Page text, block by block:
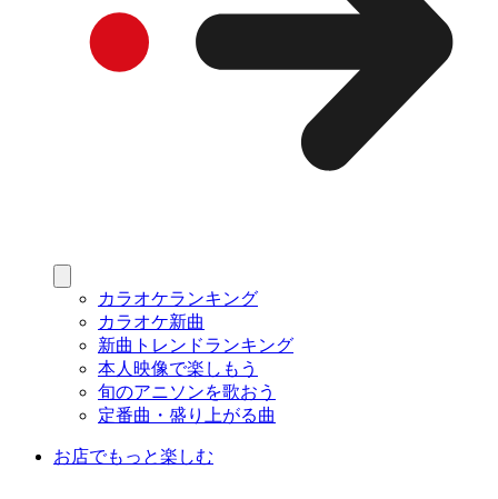
カラオケランキング
カラオケ新曲
新曲トレンドランキング
本人映像で楽しもう
旬のアニソンを歌おう
定番曲・盛り上がる曲
お店でもっと楽しむ